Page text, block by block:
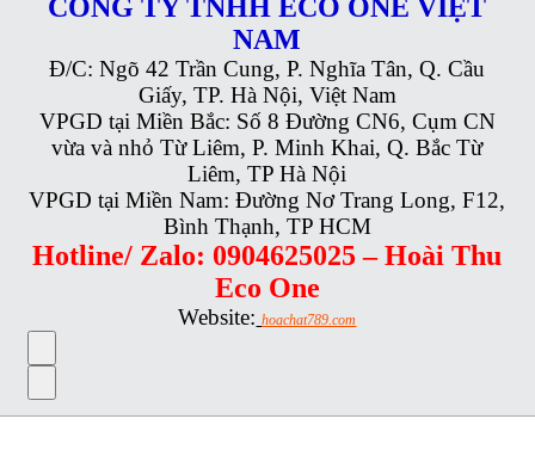
CÔNG TY TNHH ECO ONE VIỆT
NAM
Đ/C: Ngõ 42 Trần Cung, P. Nghĩa Tân, Q. Cầu
Giấy, TP. Hà Nội, Việt Nam
VPGD tại Miền Bắc: Số 8 Đường CN6, Cụm CN
vừa và nhỏ Từ Liêm, P. Minh Khai, Q. Bắc Từ
Liêm, TP Hà Nội
VPGD tại Miền Nam: Đường Nơ Trang Long, F12,
Bình Thạnh, TP HCM
Hotline/ Zalo: 0904625025 – Hoài Thu
Eco One
Website: hoachat789.com